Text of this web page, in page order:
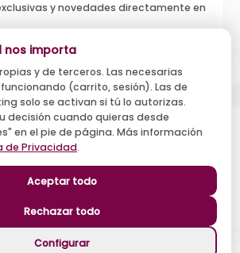
y novedades directamente en
y ofertas, y el tratamiento de mi
de Privacidad . Puedo darme de baja
Suscribirse
nos importa
y de terceros. Las necesarias
(carrito, sesión). Las de
solo se activan si tú lo autorizas.
decisión cuando quieras desde
en el pie de página. Más información
de Privacidad.
Aceptar todo
Rechazar todo
Configurar